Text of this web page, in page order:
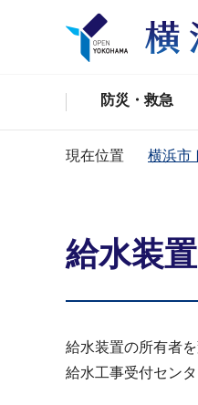
防災・救急
現在位置 横浜市
給水装
給水装置の所有者を
給水工事受付セン